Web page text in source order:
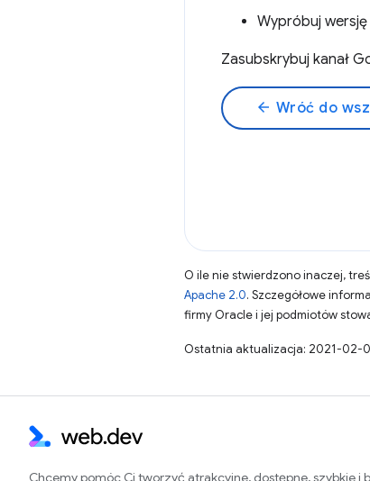
Wypróbuj
Zasubskrybuj kanał
arrow_back Wróć do
O ile nie stwierdzono inaczej,
Apache 2.0. Szczegółowe
firmy Oracle i jej podmiotów
Ostatnia aktualizacja: 2021-02-
Chcemy pomóc Ci tworzyć atrakcyjne, dostępne, szybkie i